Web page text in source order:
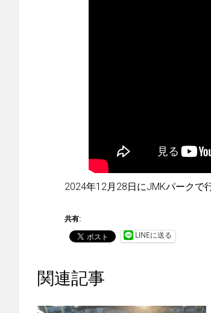
2024年12月28日にJMKパークで
共有:
LINEに送る
関連記事